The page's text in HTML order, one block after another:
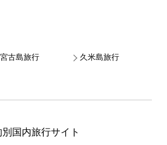
宮古島旅行 久米島旅行
別国内旅行サイト